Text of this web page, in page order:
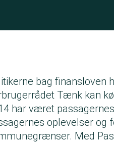
bag finansloven
Tænk kan
har været
oplevelser
Med